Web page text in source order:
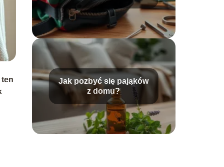
Jak pozbyć się pająków
z domu?